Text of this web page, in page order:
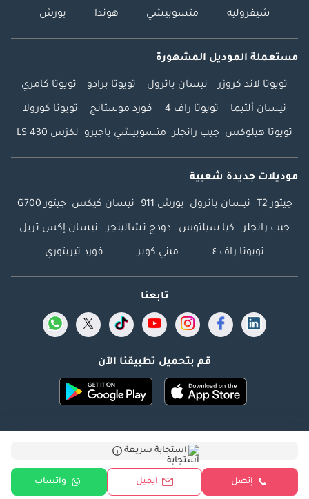
استجابة سريعة
إتصل ايميل واتساب
شيفروليه متسوبيشي هوندا بورش
مستعملة الموديل المشهورة
تويوتا لاند كروزر نيسان باترول تويوتا برادو تويوتا كامري
نيسان ألتيما تويوتا راف 4 فورد موستانج تويوتا كورولا
تويوتا هيلوكس جيب رانجلر متسوبيشي باجيرو لكزس LS 430
موديلات جديدة شعبية
جيتور T2 نيسان باترول بورش 911 نيسان كيكس جيتور G700
جيب رانجلر كيا سيلتوس دودج تشالينجر نيسان إكس تريل
تويوتا راف ٤ ميني كوبر فورد تيريتوري
تابعنا
قم بتحميل تطبيقنا الآن
Dubicars.com @ 2026. جميع الحقوق محفوظة.
العنوان: 2114 ، برج شذى ، المدينة الإعلامية ، دبي ، الإمارات